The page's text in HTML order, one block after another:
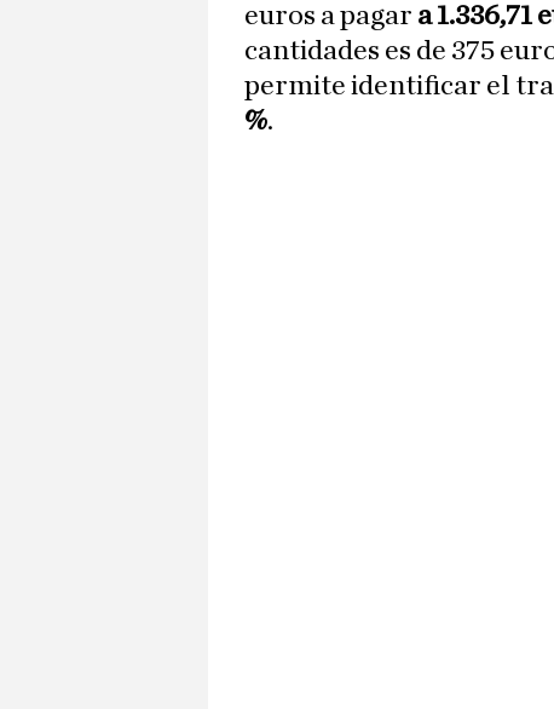
euros a pagar a 1.336,71
cantidades es de 375
permite identificar el
%.